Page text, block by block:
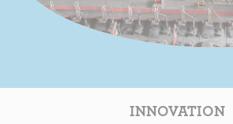
INNOVATION